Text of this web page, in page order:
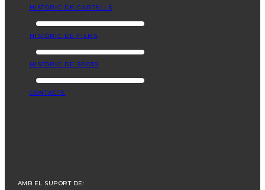
HISTÒRIC DE CARTELLS
HISTÒRIC DE FILMS
HISTÒRIC DE SPOTS
CONTACTE
AMB EL SUPORT DE: